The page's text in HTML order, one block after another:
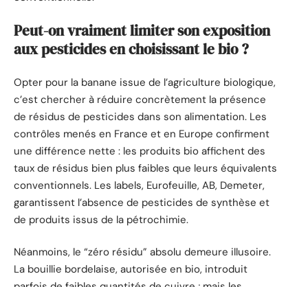
Peut-on vraiment limiter son exposition
aux pesticides en choisissant le bio ?
Opter pour la banane issue de l’agriculture biologique,
c’est chercher à réduire concrètement la présence
de résidus de pesticides dans son alimentation. Les
contrôles menés en France et en Europe confirment
une différence nette : les produits bio affichent des
taux de résidus bien plus faibles que leurs équivalents
conventionnels. Les labels, Eurofeuille, AB, Demeter,
garantissent l’absence de pesticides de synthèse et
de produits issus de la pétrochimie.
Néanmoins, le “zéro résidu” absolu demeure illusoire.
La bouillie bordelaise, autorisée en bio, introduit